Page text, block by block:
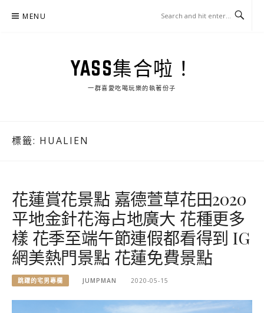
MENU
YASS集合啦！
一群喜愛吃喝玩樂的執著份子
標籤: HUALIEN
花蓮賞花景點 嘉德萱草花田2020
平地金針花海占地廣大 花種更多
樣 花季至端午節連假都看得到 IG
網美熱門景點 花蓮免費景點
跳躍的宅男專欄 JUMPMAN 2020-05-15